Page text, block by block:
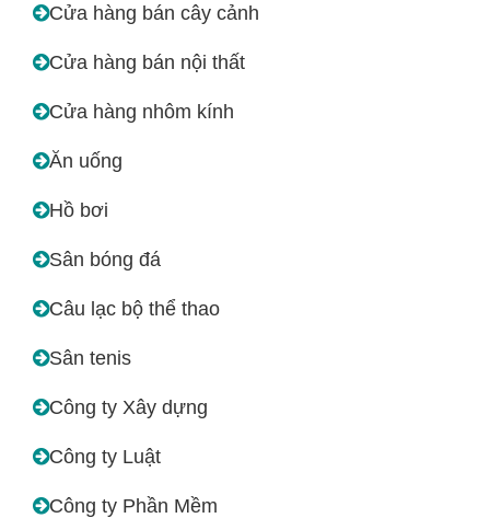
Cửa hàng bán cây cảnh
Cửa hàng bán nội thất
Cửa hàng nhôm kính
Ăn uống
Hồ bơi
Sân bóng đá
Câu lạc bộ thể thao
Sân tenis
Công ty Xây dựng
Công ty Luật
Công ty Phần Mềm